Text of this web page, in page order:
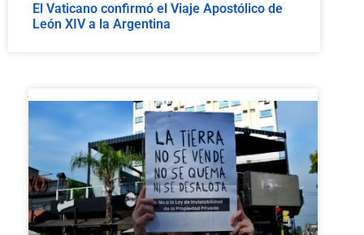
El Vaticano confirmó el Viaje Apostólico de
León XIV a la Argentina